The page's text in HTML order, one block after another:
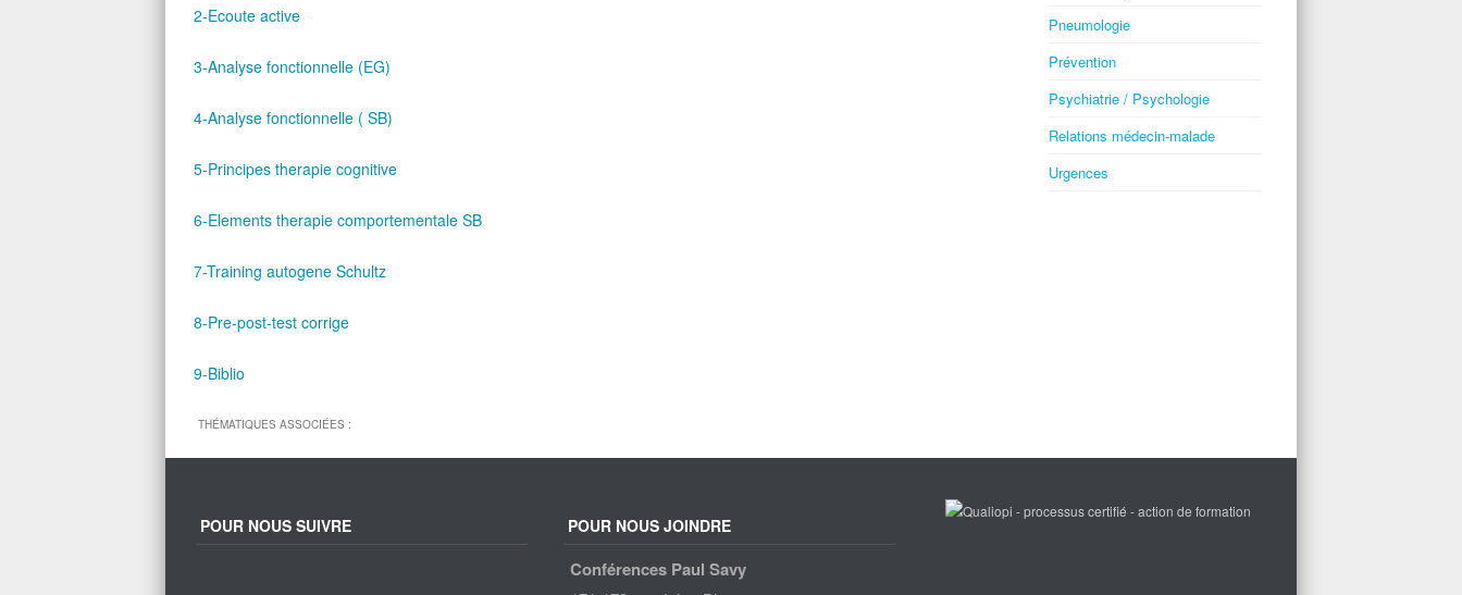
2-Ecoute active
3-Analyse fonctionnelle (EG)
4-Analyse fonctionnelle ( SB)
5-Principes therapie cognitive
6-Elements therapie comportementale SB
7-Training autogene Schultz
8-Pre-post-test corrige
9-Biblio
THÉMATIQUES ASSOCIÉES :
Pneumologie
Prévention
Psychiatrie / Psychologie
Relations médecin-malade
Urgences
POUR NOUS SUIVRE POUR NOUS JOINDRE
Conférences Paul Savy